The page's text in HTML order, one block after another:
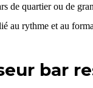
de quartier ou de
au rythme et au
bar